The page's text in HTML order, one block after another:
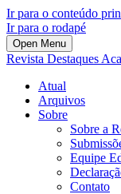
Ir para o conteúdo
Ir para o rodapé
Open Menu
Revista Destaques
Atual
Arquivos
Sobre
Sobre a
Equipe
Contato